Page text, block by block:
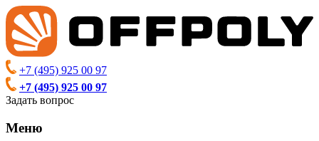
+7 (495) 925 00 97
+7 (495) 925 00 97
Задать вопрос
Меню